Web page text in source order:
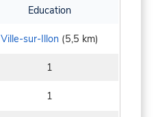
Education
Ville-sur-Illon(5,5 km)
1
1